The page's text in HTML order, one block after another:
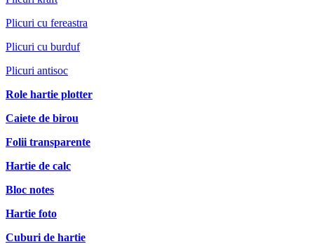
Plicuri cu fereastra
Plicuri cu burduf
Plicuri antisoc
Role hartie plotter
Caiete de birou
Folii transparente
Hartie de calc
Bloc notes
Hartie foto
Cuburi de hartie